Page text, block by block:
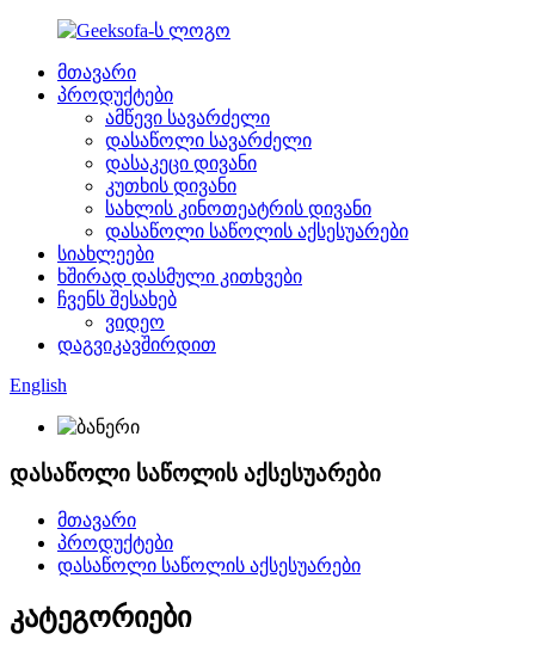
მთავარი
პროდუქტები
ამწევი სავარძელი
დასაწოლი სავარძელი
დასაკეცი დივანი
კუთხის დივანი
სახლის კინოთეატრის დივანი
დასაწოლი საწოლის აქსესუარები
სიახლეები
ხშირად დასმული კითხვები
ჩვენს შესახებ
ვიდეო
დაგვიკავშირდით
English
დასაწოლი საწოლის აქსესუარები
მთავარი
პროდუქტები
დასაწოლი საწოლის აქსესუარები
კატეგორიები